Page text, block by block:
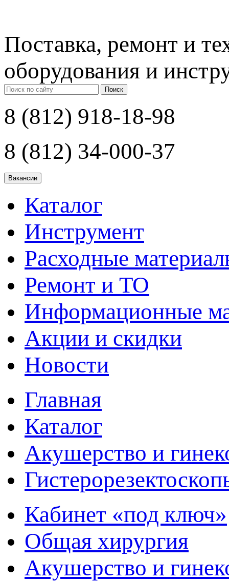
Поставка, ремонт и
оборудования и
Поиск
8 (812) 918-18-98
8 (812) 34-000-37
Каталог
Инструмент
Расходные
Ремонт и ТО
Информационные
Акции и скидки
Новости
Главная
Каталог
Акушерство и
Кабинет «под ключ»
Общая хирургия
Акушерство и